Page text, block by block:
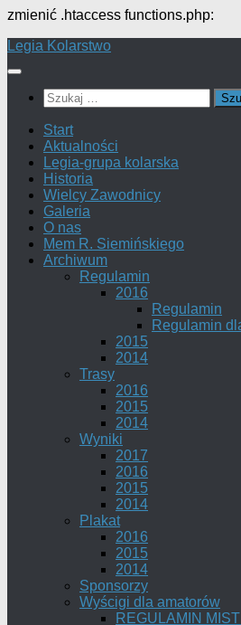
zmienić .htaccess functions.php:
Przejdź
treści
Legia Kolarstwo
Szukaj:
Start
Aktualności
Legia-grupa kolarska
Historia
Wielcy Zawodnicy
Galeria
O nas
Mem R. Siemińskiego
Archiwum
Regulamin
2016
Regulamin
Regulamin
2015
2014
Trasy
2016
2015
2014
Wyniki
2017
2016
2015
2014
Plakat
2016
2015
2014
Sponsorzy
Wyścigi dla amatorów
REGULAMIN